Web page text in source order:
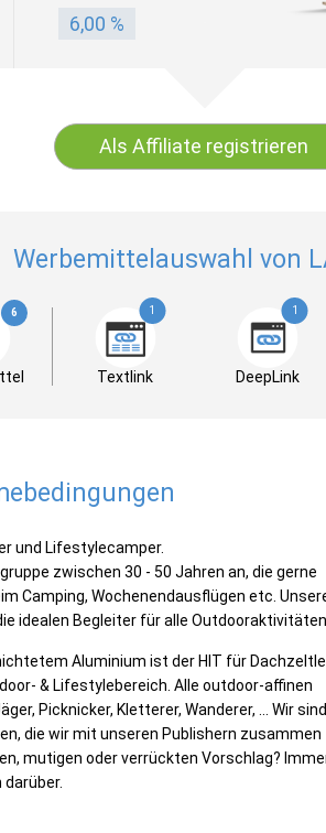
6,00 %
Als Affiliate registrieren
Werbemittelauswahl von
6 1
Textlink
1
DeepLink
und Lifestylecamper.
zwischen 30 - 50 Jahren an, die gerne
Camping, Wochenendausflügen etc.
idealen Begleiter für alle Outdooraktivitäten.
Aluminium ist der HIT für
& Lifestylebereich. Alle outdoor-affinen
Picknicker, Kletterer, Wanderer, ... Wir sind
die wir mit unseren Publishern zusammen
mutigen oder verrückten Vorschlag?